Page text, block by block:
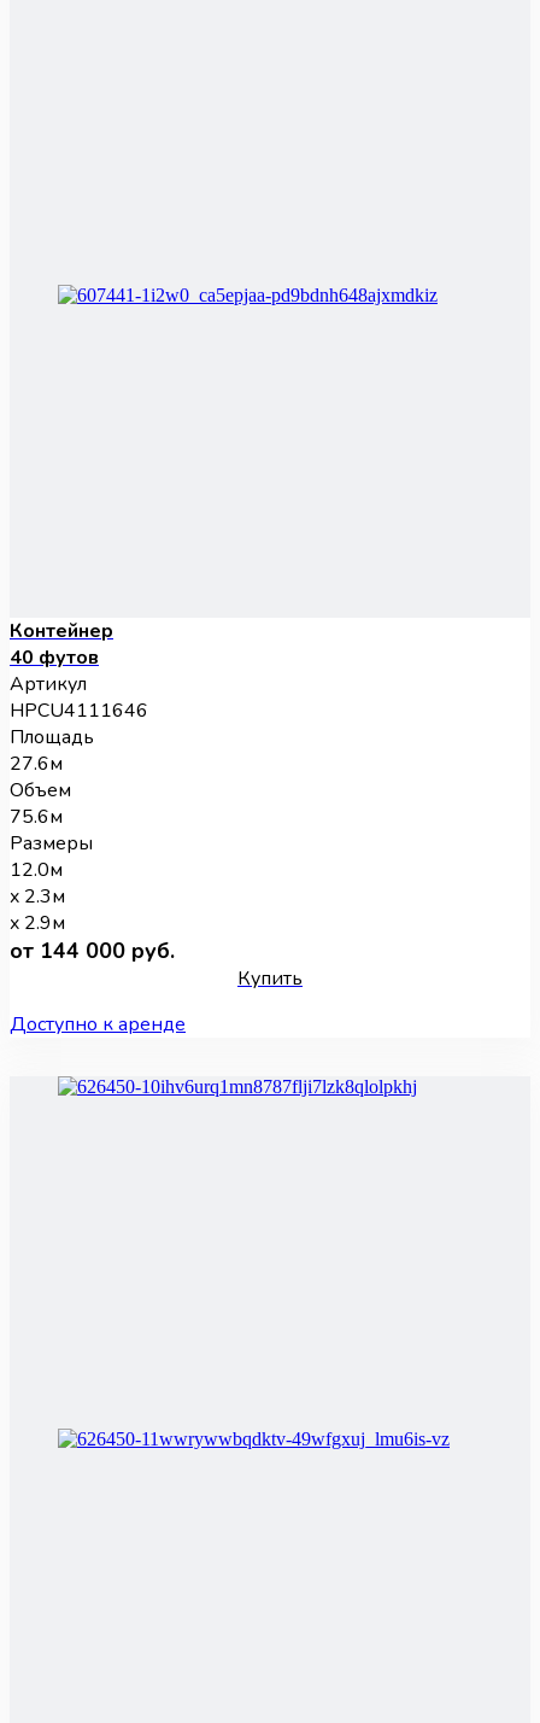
Контейнер
40 футов
Артикул
HPCU4111646
Площадь
27.6м
Объем
75.6м
Размеры
12.0м
x 2.3м
x 2.9м
от 144 000 руб.
Купить
Доступно к аренде